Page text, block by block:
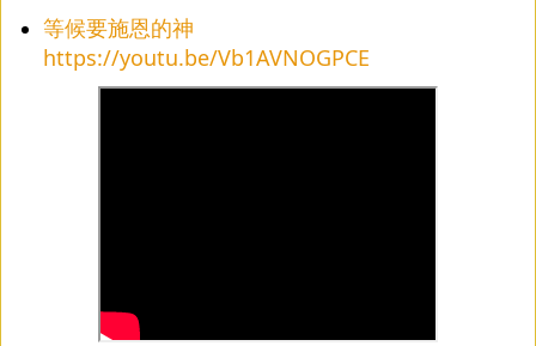
等候要施恩的神
https://youtu.be/Vb1AVNOGPCE